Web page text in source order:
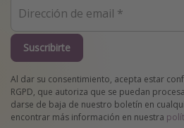
Suscribirte
Al dar su consentimiento, acepta estar
RGPD, que autoriza que se puedan
darse de baja de nuestro boletín en
encontrar más información en nuestra